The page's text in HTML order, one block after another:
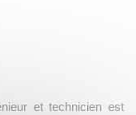
et technicien est